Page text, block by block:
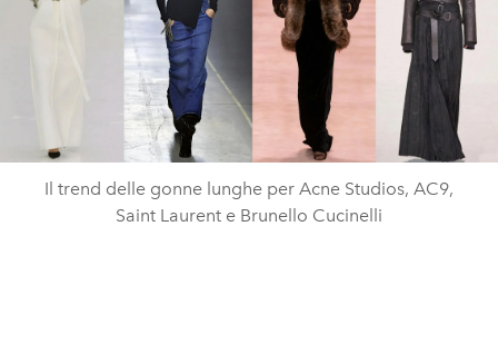
Il trend delle gonne lunghe per Acne Studios, AC9,
Saint Laurent e Brunello Cucinelli